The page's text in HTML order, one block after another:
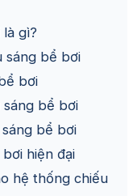
gì?
sáng bể bơi
bơi
bể bơi
bể bơi
hiện đại
hệ thống chiếu